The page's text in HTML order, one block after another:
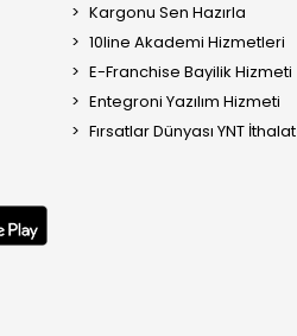
Kargonu Sen Hazırla
10line Akademi Hizmetleri
E-Franchise Bayilik Hizmeti
Entegroni Yazılım Hizmeti
Fırsatlar Dünyası YNT İthalat